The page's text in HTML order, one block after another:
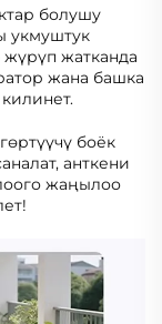
болушу
укмуштук
жатканда
жана башка
боёк
анткени
жаңылоо